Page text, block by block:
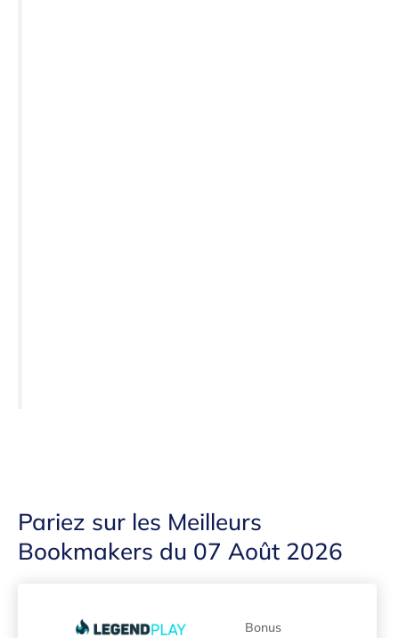
Pariez sur les Meilleurs
Bookmakers du 07 Août 2026
Bonus